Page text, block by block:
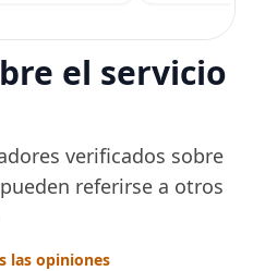
entrenamiento
Tinte para
Peluquería
una Década,
el servicio
verificados sobre
referirse a otros
las opiniones